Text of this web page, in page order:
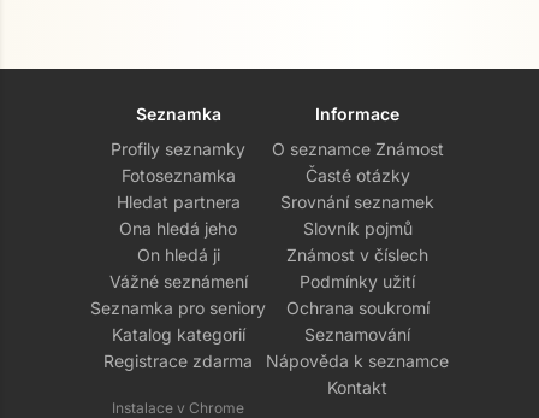
Seznamka
Profily seznamky
Fotoseznamka
Hledat partnera
Ona hledá jeho
On hledá ji
Vážné seznámení
Seznamka pro seniory
Katalog kategorií
Registrace zdarma
Instalace v Chrome
Informace
O seznamce Známost
Časté otázky
Srovnání seznamek
Slovník pojmů
Známost v číslech
Podmínky užití
Ochrana soukromí
Seznamování
Nápověda k seznamce
Kontakt